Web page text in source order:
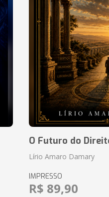
O Futuro do
Lírio Amaro Damary
IMPRESSO
R$ 89,90